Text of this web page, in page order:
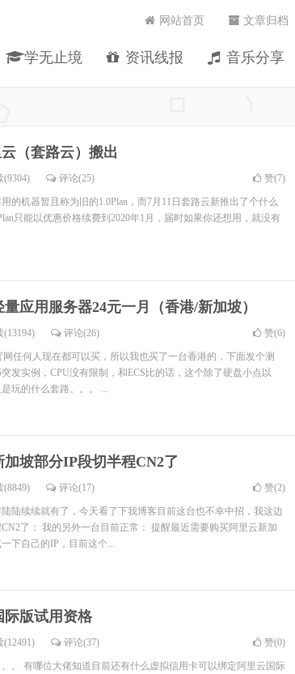
学无止境 资讯线报 音乐分享
网站首页 文章归档
（套路云）搬出
(9304) 评论(25) 赞(7)
的机器暂且称为旧的1.0Plan，而7月11日套路云新推出了个什么
只能以优惠价格续费到2020年1月，届时如果你还想用，就没有
应用服务器24元一月（香港/新加坡）
(13194) 评论(26) 赞(6)
任何人现在都可以买，所以我也买了一台香港的，下面发个测
发实例，CPU没有限制，和ECS比的话，这个除了硬盘小点以
玩的什么套路。。。 ...
坡部分IP段切半程CN2了
(8849) 评论(17) 赞(2)
陆续续就有了，今天看了下我博客目前这台也不幸中招，我这边
了： 我的另外一台目前正常： 提醒最近需要购买阿里云新加
下自己的IP，目前这个...
际版试用资格
(12491) 评论(37) 赞(0)
。 有哪位大佬知道目前还有什么虚拟信用卡可以绑定阿里云国际